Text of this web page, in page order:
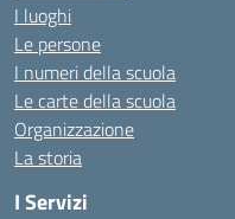
I luoghi
Le persone
I numeri della scuola
Le carte della scuola
Organizzazione
La storia
I Servizi